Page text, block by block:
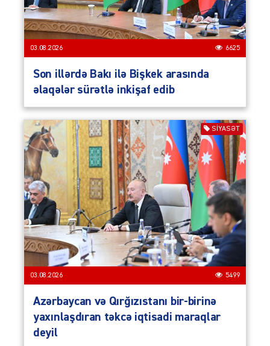
03.08.2026 6625
Son illərdə Bakı ilə Bişkek arasında
əlaqələr sürətlə inkişaf edib
SIYASƏT
03.08.2026 5499
Azərbaycan və Qırğızıstanı bir-birinə
yaxınlaşdıran təkcə iqtisadi maraqlar
deyil